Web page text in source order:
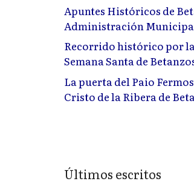
Apuntes Históricos de
Administración
Recorrido histórico por
Semana Santa de
La puerta del Paio
Cristo de la Ribera de
Últimos escritos